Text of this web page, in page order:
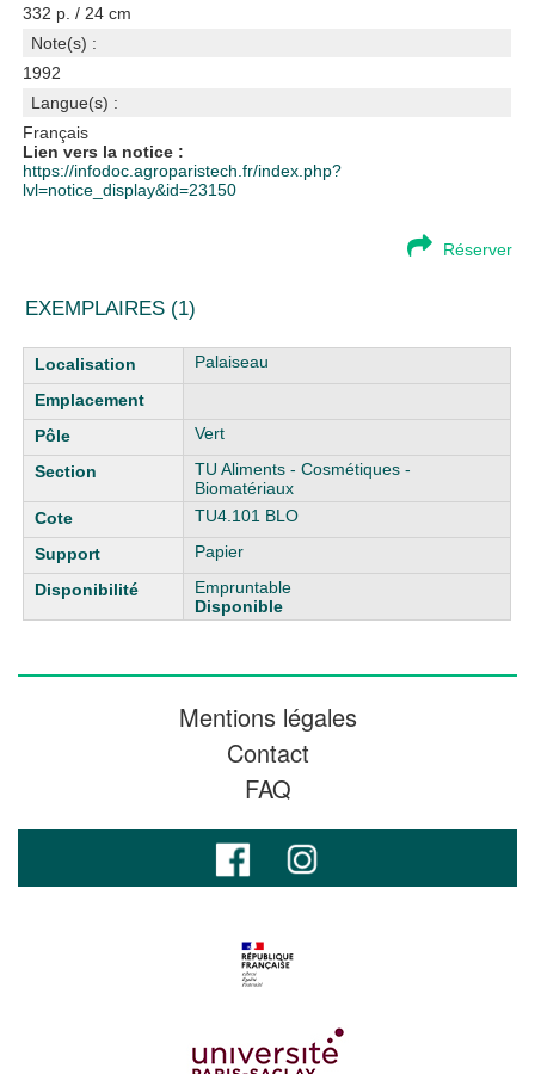
332 p. / 24 cm
Note(s) :
1992
Langue(s) :
Français
Lien vers la notice :
https://infodoc.agroparistech.fr/index.php?
lvl=notice_display&id=23150
Réserver
EXEMPLAIRES (1)
Liste des exemplaires Palaiseau
Vert
TU Aliments - Cosmétiques -
Biomatériaux
TU4.101 BLO
Papier
Empruntable
Disponible
Mentions légales
Contact
FAQ